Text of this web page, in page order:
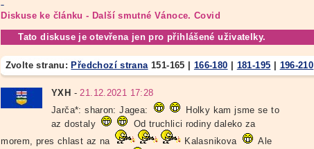
Diskuse ke článku - Další smutné Vánoce. Covid
Tato diskuse je otevřena jen pro přihlášené uživatelky.
Zvolte stranu:Předchozí strana 151-165 | 166-180 | 181-195 | 196-210
YXH -21.12.2021 17:28
Jarča*: sharon: Jagea:
Holky kam jsme se to
az dostaly
Od truchlici rodiny daleko za
morem, pres chlast az na
Kalasnikova
Ale